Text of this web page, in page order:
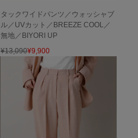
タックワイドパンツ／ウォッシャブ
ル／UVカット／BREEZE COOL／
無地／BIYORI UP
¥13,090¥9,900